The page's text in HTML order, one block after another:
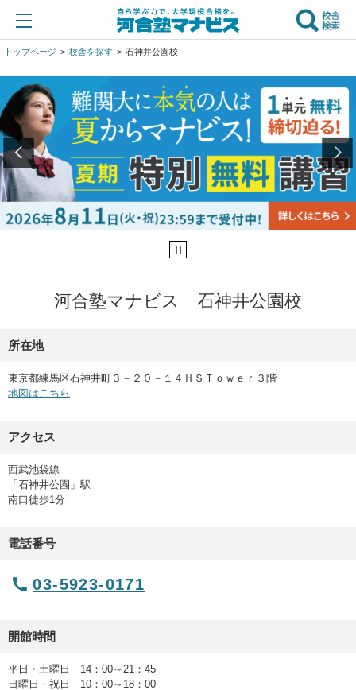
トップページ 校舎を探す 石神井公園校
河合塾マナビス 石神井公園校
所在地
東京都練馬区石神井町３－２０－１４ＨＳＴｏｗｅｒ３階
地図はこちら
アクセス
西武池袋線
「石神井公園」駅
南口徒歩1分
電話番号
03-5923-0171
開館時間
平日・土曜日 14：00～21：45
日曜日・祝日 10：00～18：00